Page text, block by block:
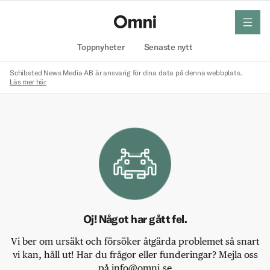
Toppnyheter Senaste nytt
meny
Schibsted News Media AB är ansvarig för dina data på denna webbplats.
Läs mer här
Oj! Något har gått fel.
Vi ber om ursäkt och försöker åtgärda problemet så snart
vi kan, håll ut! Har du frågor eller funderingar? Mejla oss